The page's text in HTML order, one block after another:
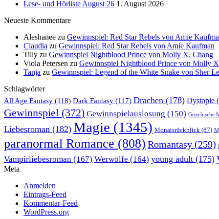
Lese- und Hörliste August 26 1. August 2026
Neueste Kommentare
Aleshanee zu Gewinnspiel: Red Star Rebels von Amie
Claudia zu Gewinnspiel: Red Star Rebels von Amie Kaufman
Tilly zu Gewinnspiel Nightblood Prince von Molly X. Chang
Viola Petersen zu Gewinnspiel Nightblood Prince von Molly
Tanja zu Gewinnspiel: Legend of the White Snake von Sher
Schlagwörter
All Age Fantasy (118) Dark Fantasy (117) Drachen (178) Dystopie
Gewinnspiel (372) Gewinnspielauslosung (150) Griechische
Liebesroman (182) Magie (1345) Monatsrückblick (87)
paranormal Romance (808) Romantasy (259)
Vampirliebesroman (167) Werwölfe (164) young adult (175)
Meta
Anmelden
Eintrags-Feed
Kommentar-Feed
WordPress.org